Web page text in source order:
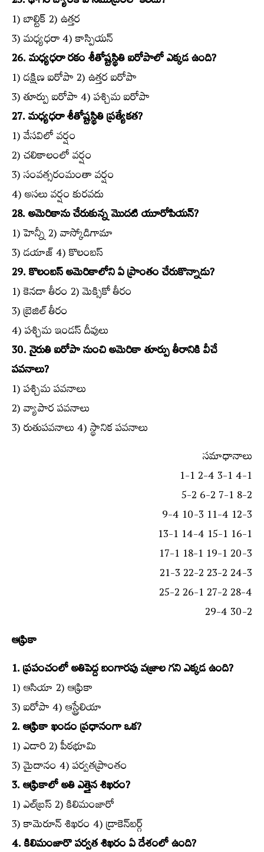
1) బాల్టిక్‌ 2) ఉత్తర
3) మధ్యధరా 4) కాస్పియన్‌
26. మధ్యధరా రకం శీతోష్టస్థితి ఐరోపాలో ఎక్కడ ఉంది?
1) దక్షిణ ఐరోపా 2) ఉత్తర ఐరోపా
3) తూర్పు ఐరోపా 4) పశ్చిమ ఐరోపా
27. మధ్యధరా శీతోష్టస్థితి ప్రత్యేకత?
1) వేసవిలో వర్షం
2) చలికాలంలో వర్షం
3) సంవత్సరంమంతా వర్షం
4) అసలు వర్షం కురవదు
28. అమెరికాను చేరుకున్న మొదటి యూరోపియన్‌?
1) హెన్నీ 2) వాస్కోడిగామా
3) డయాజ్‌ 4) కొలంబస్‌
29. కొలంబస్‌ అమెరికాలోని ఏ ప్రాంతం చేరుకొన్నాడు?
1) కెనడా తీరం 2) మెక్సికో తీరం
3) బ్రెజిల్‌ తీరం
4) పశ్చిమ ఇండస్‌ దీవులు
30. నైరుతి ఐరోపా నుంచి అమెరికా తూర్పు తీరానికి వీచే
పవనాలు?
1) పశ్చిమ పవనాలు
2) వ్యాపార పవనాలు
3) రుతుపవనాలు 4) స్థానిక పవనాలు
సమాధానాలు
1-1 2-4 3-1 4-1
5-2 6-2 7-1 8-2
9-4 10-3 11-4 12-3
13-1 14-4 15-1 16-1
17-1 18-1 19-1 20-3
21-3 22-2 23-2 24-3
25-2 26-1 27-2 28-4
29-4 30-2
ఆఫ్రికా
1. ప్రపంచంలో అతిపెద్ద బంగారపు వజ్రాల గని ఎక్కడ ఉంది?
1) ఆసియా 2) ఆఫ్రికా
3) ఐరోపా 4) ఆస్ట్రేలియా
2. ఆఫ్రికా ఖండం ప్రధానంగా ఒక?
1) ఎడారి 2) పీఠభూమి
3) మైదానం 4) పర్వతప్రాంతం
3. ఆఫ్రికాలో అతి ఎత్తైన శిఖరం?
1) ఎల్‌బ్రస్‌ 2) కిలిమంజారో
3) కామెరూన్‌ శిఖరం 4) డ్రాకెన్‌బర్గ్‌
4. కిలిమంజారొ పర్వత శిఖరం ఏ దేశంలో ఉంది?